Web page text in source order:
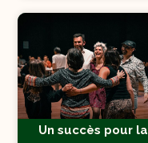
Un succès pour la